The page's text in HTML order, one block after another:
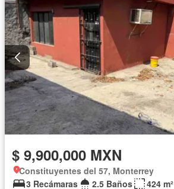
$ 9,900,000 MXN
Constituyentes del 57, Monterrey
3 Recámaras
2.5 Baños
424 m²